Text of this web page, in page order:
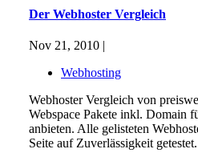
Der Webhoster Vergleich
Nov 21, 2010 |
Webhosting
Webhoster Vergleich von
Webspace Pakete inkl. Domain
anbieten. Alle gelisteten
Seite auf Zuverlässigkeit